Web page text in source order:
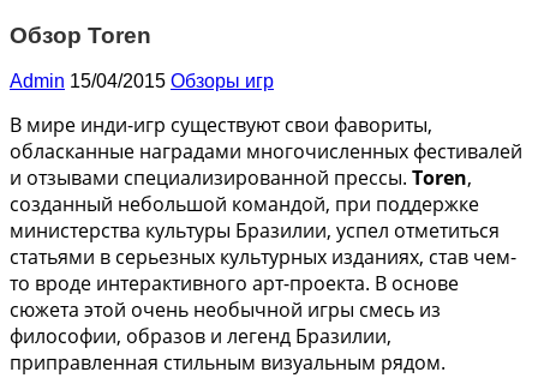
Обзор Toren
Admin 15/04/2015 Обзоры игр
В мире инди-игр существуют свои фавориты,
обласканные наградами многочисленных фестивалей
и отзывами специализированной прессы. Toren,
созданный небольшой командой, при поддержке
министерства культуры Бразилии, успел отметиться
статьями в серьезных культурных изданиях, став чем-
то вроде интерактивного арт-проекта. В основе
сюжета этой очень необычной игры смесь из
философии, образов и легенд Бразилии,
приправленная стильным визуальным рядом.